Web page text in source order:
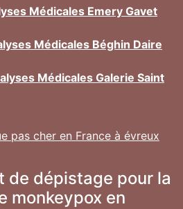
Médicales Emery Gavet
Médicales Béghin Daire
Médicales Galerie Saint
pas cher en France à évreux
de dépistage pour la
monkeypox en